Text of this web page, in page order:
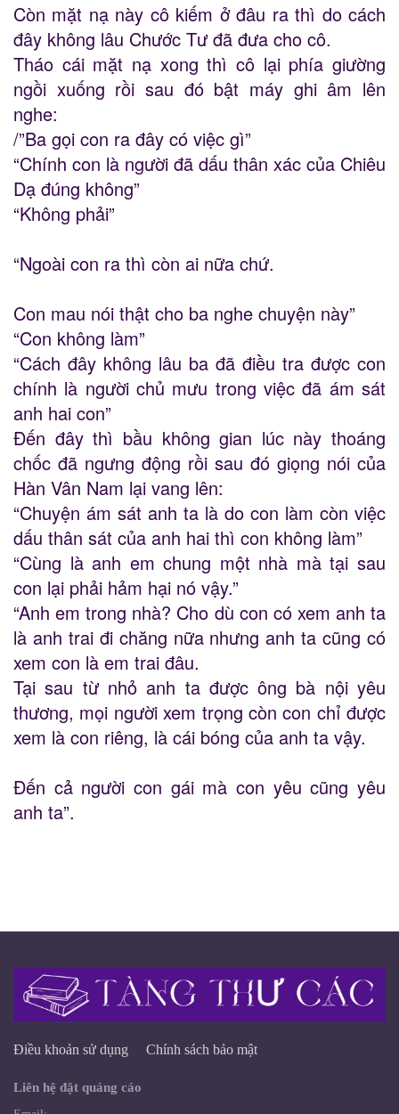
Còn mặt nạ này cô kiếm ở đâu ra thì do cách
đây không lâu Chước Tư đã đưa cho cô.
Tháo cái mặt nạ xong thì cô lại phía giường
ngồi xuống rồi sau đó bật máy ghi âm lên
nghe:
/”Ba gọi con ra đây có việc gì”
“Chính con là người đã dấu thân xác của Chiêu
Dạ đúng không”
“Không phải”
“Ngoài con ra thì còn ai nữa chứ.
Con mau nói thật cho ba nghe chuyện này”
“Con không làm”
“Cách đây không lâu ba đã điều tra được con
chính là người chủ mưu trong việc đã ám sát
anh hai con”
Đến đây thì bầu không gian lúc này thoáng
chốc đã ngưng động rồi sau đó giọng nói của
Hàn Vân Nam lại vang lên:
“Chuyện ám sát anh ta là do con làm còn việc
dấu thân sát của anh hai thì con không làm”
“Cùng là anh em chung một nhà mà tại sau
con lại phải hảm hại nó vậy.”
“Anh em trong nhà? Cho dù con có xem anh ta
là anh trai đi chăng nữa nhưng anh ta cũng có
xem con là em trai đâu.
Tại sau từ nhỏ anh ta được ông bà nội yêu
thương, mọi người xem trọng còn con chỉ được
xem là con riêng, là cái bóng của anh ta vậy.
Đến cả người con gái mà con yêu cũng yêu
anh ta”.
Điều khoản sử dụng Chính sách bảo mật
Liên hệ đặt quảng cáo